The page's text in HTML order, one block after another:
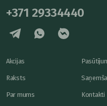
+371 29334440
Akcijas
Raksts
Par mums Kontakti